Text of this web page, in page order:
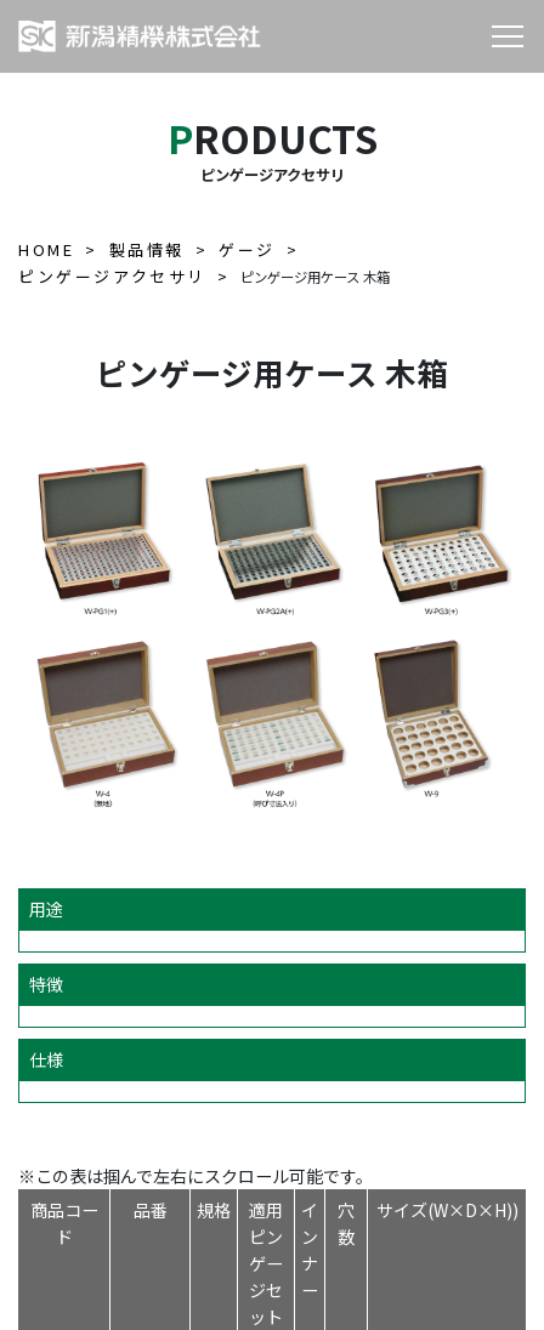
PRODUCTS
ピンゲージアクセサリ
HOME 製品情報
ゲージ
ピンゲージアクセサリ
ピンゲージ用ケース 木箱
ピンゲージ用ケース 木箱
用途
特徴
仕様
※この表は掴んで左右にスクロール可能です。
商品コー
ド
品番 規格
適用
ピン
ゲー
ジセ
ット
イ
ン
ナ
ー
穴
数
サイズ(W×D×H))